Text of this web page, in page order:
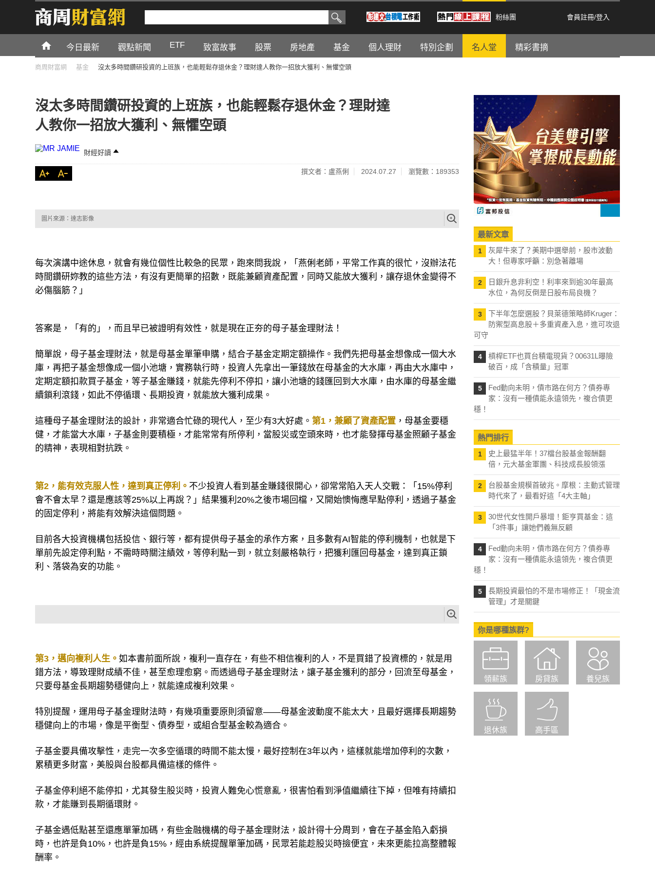
粉絲團 會員註冊/登入
今日最新 觀點新聞 ETF 致富故事 股票 房地產 基金 個人理財 特別企劃 名人堂 精彩書摘
商周財富網 基金 沒太多時間鑽研投資的上班族，也能輕鬆存退休金？理財達人教你一招放大獲利、無懼空頭
沒太多時間鑽研投資的上班族，也能輕鬆存退休金？理財達
人教你一招放大獲利、無懼空頭
財經好讀
撰文者：盧燕俐 2024.07.27 瀏覽數：189353
圖片來源：達志影像
每次演講中途休息，就會有幾位個性比較急的民眾，跑來問我說，「燕俐老師，平常工作真的很忙，沒辦法花
時間鑽研妳教的這些方法，有沒有更簡單的招數，既能兼顧資產配置，同時又能放大獲利，讓存退休金變得不
必傷腦筋？」
答案是，「有的」，而且早已被證明有效性，就是現在正夯的母子基金理財法！
簡單說，母子基金理財法，就是母基金單筆申購，結合子基金定期定額操作。我們先把母基金想像成一個大水
庫，再把子基金想像成一個小池塘，實務執行時，投資人先拿出一筆錢放在母基金的大水庫，再由大水庫中，
定期定額扣款買子基金，等子基金賺錢，就能先停利不停扣，讓小池塘的錢匯回到大水庫，由水庫的母基金繼
續鎖利滾錢，如此不停循環、長期投資，就能放大獲利成果。
這種母子基金理財法的設計，非常適合忙碌的現代人，至少有3大好處。 第1，兼顧了資產配置 ，母基金要穩
健，才能當大水庫，子基金則要積極，才能常常有所停利，當股災或空頭來時，也才能發揮母基金照顧子基金
的精神，表現相對抗跌。
第2，能有效克服人性，達到真正停利。 不少投資人看到基金賺錢很開心，卻常常陷入天人交戰：「15%停利
會不會太早？還是應該等25%以上再說？」結果獲利20%之後市場回檔，又開始懊悔應早點停利，透過子基金
的固定停利，將能有效解決這個問題。
目前各大投資機構包括投信、銀行等，都有提供母子基金的承作方案，且多數有AI智能的停利機制，也就是下
單前先設定停利點，不需時時關注績效，等停利點一到，就立刻嚴格執行，把獲利匯回母基金，達到真正鎖
利、落袋為安的功能。
第3，邁向複利人生。 如本書前面所說，複利一直存在，有些不相信複利的人，不是買錯了投資標的，就是用
錯方法，導致理財成績不佳，甚至愈理愈窮。而透過母子基金理財法，讓子基金獲利的部分，回流至母基金，
只要母基金長期趨勢穩健向上，就能達成複利效果。
特別提醒，運用母子基金理財法時，有幾項重要原則須留意——母基金波動度不能太大，且最好選擇長期趨勢
穩健向上的市場，像是平衡型、債券型，或組合型基金較為適合。
子基金要具備攻擊性，走完一次多空循環的時間不能太慢，最好控制在3年以內，這樣就能增加停利的次數，
累積更多財富，美股與台股都具備這樣的條件。
子基金停利絕不能停扣，尤其發生股災時，投資人難免心慌意亂，很害怕看到淨值繼續往下掉，但唯有持續扣
款，才能賺到長期循環財。
子基金遇低點甚至還應單筆加碼，有些金融機構的母子基金理財法，設計得十分周到，會在子基金陷入虧損
時，也許是負10%，也許是負15%，經由系統提醒單筆加碼，民眾若能趁股災時撿便宜，未來更能拉高整體報
酬率。
最新文章
1
灰犀牛來了？美期中選舉前，股市波動
大！但專家呼籲：別急著離場
2
日銀升息非利空！利率來到逾30年最高
水位，為何反倒是日股布局良機？
3
下半年怎麼選股？貝萊德策略師Kruger：
防禦型高息股＋多重資產入息，進可攻退
可守
4
槓桿ETF也買台積電現貨？00631L曝險
破百，成「含積量」冠軍
5
Fed動向未明，債市路在何方？債券專
家：沒有一種債能永遠領先，複合債更
穩！
熱門排行
1
史上最猛半年！37檔台股基金報酬翻
倍，元大基金軍團、科技成長股領漲
2
台股基金規模首破兆。摩根：主動式管理
時代來了，最看好這「4大主軸」
3
30世代女性開戶暴增！鉅亨買基金：這
「3件事」讓她們義無反顧
4
Fed動向未明，債市路在何方？債券專
家：沒有一種債能永遠領先，複合債更
穩！
5
長期投資最怕的不是市場修正！「現金流
管理」才是關鍵
你是哪種族群?
領薪族 房貸族 養兒族
退休族 高手區